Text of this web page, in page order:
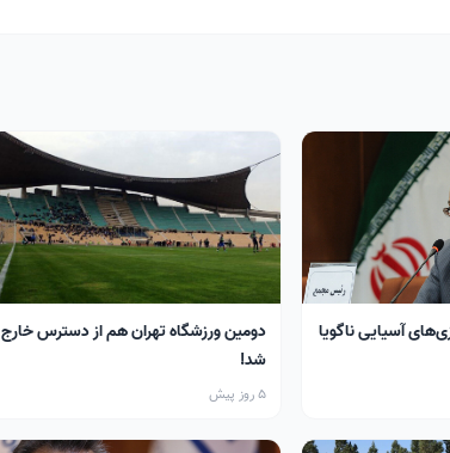
آسیایی ناگویا
دومین ورزشگاه تهران هم از دسترس خارج
شد!
5 روز پیش